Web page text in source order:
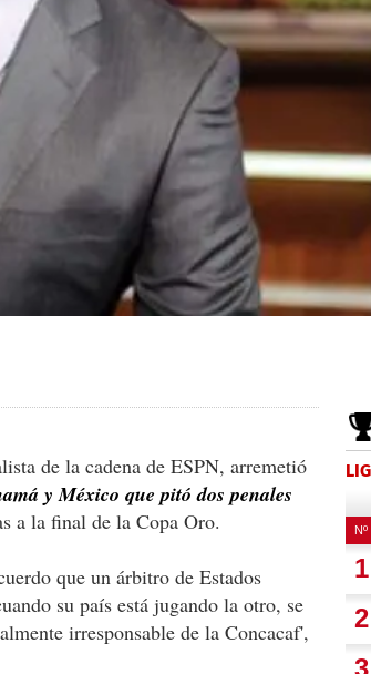
de la cadena de ESPN, arremetió
y México que pitó dos penales
a la final de la Copa Oro.
que un árbitro de Estados
su país está jugando la otro, se
irresponsable de la Concacaf',